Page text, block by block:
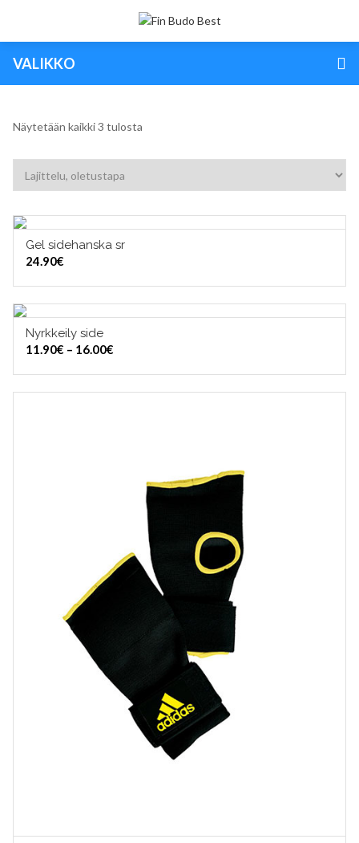
VALIKKO
Näytetään kaikki 3 tulosta
Gel sidehanska sr
24.90€
Nyrkkeily side
11.90€ – 16.00€